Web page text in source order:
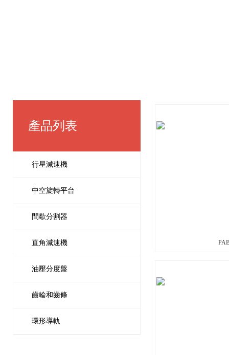
產品列表
行星減速機
中空旋轉平台
間歇分割器
直角減速機
油壓分度盤
齒輪和齒條
環形導軌